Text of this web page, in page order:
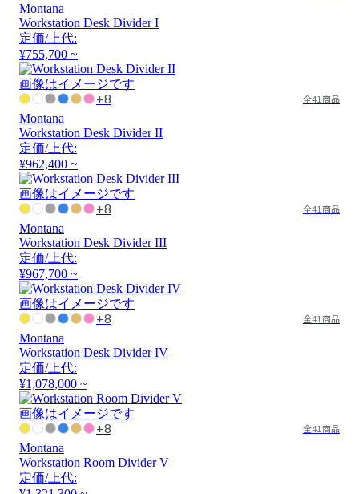
Montana
Workstation Desk Divider I
定価/上代:
¥755,700 ~
画像はイメージです
+8 全41商品
Montana
Workstation Desk Divider II
定価/上代:
¥962,400 ~
画像はイメージです
+8 全41商品
Montana
Workstation Desk Divider III
定価/上代:
¥967,700 ~
画像はイメージです
+8 全41商品
Montana
Workstation Desk Divider IV
定価/上代:
¥1,078,000 ~
画像はイメージです
+8 全41商品
Montana
Workstation Room Divider V
定価/上代: